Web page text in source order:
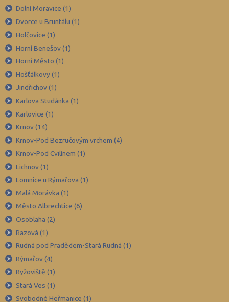
Bruntál (73)
Břeclav (84)
Česká Lípa (79)
České Budějovice (173)
Český Krumlov (49)
Děčín (106)
Domažlice (49)
Frýdek-Místek (164)
Havlíčkův Brod (82)
Hodonín (119)
Hradec Králové (139)
Cheb (61)
Chomutov (65)
Jablonec nad Nisou (67)
Jeseník (42)
Jičín (75)
Jihlava (94)
Jindřichův Hradec (76)
Dolní Moravice (1)
Dvorce u Bruntálu (1)
Holčovice (1)
Horní Benešov (1)
Horní Město (1)
Hošťálkovy (1)
Jindřichov (1)
Karlova Studánka (1)
Karlovice (1)
Krnov (14)
Krnov-Pod Bezručovým vrchem (4)
Krnov-Pod Cvilínem (1)
Lichnov (1)
Lomnice u Rýmařova (1)
Malá Morávka (1)
Město Albrechtice (6)
Osoblaha (2)
Razová (1)
Rudná pod Pradědem-Stará Rudná (1)
Rýmařov (4)
Ryžoviště (1)
Stará Ves (1)
Svobodné Heřmanice (1)